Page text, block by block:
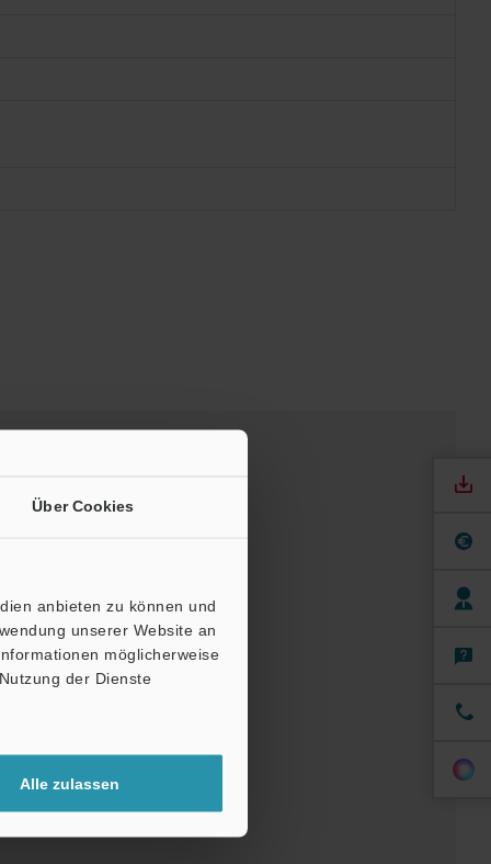
Über Cookies
anbieten zu können und
unserer Website an
möglicherweise
der Dienste
Alle zulassen
Software